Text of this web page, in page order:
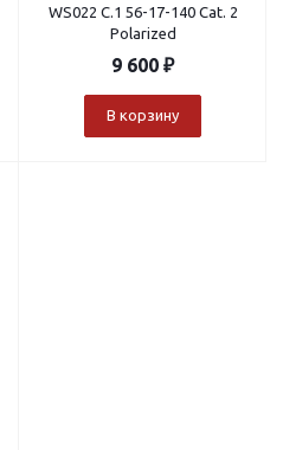
WS022 C.1 56-17-140 Cat. 2
Polarized
9 600 ₽
В корзину